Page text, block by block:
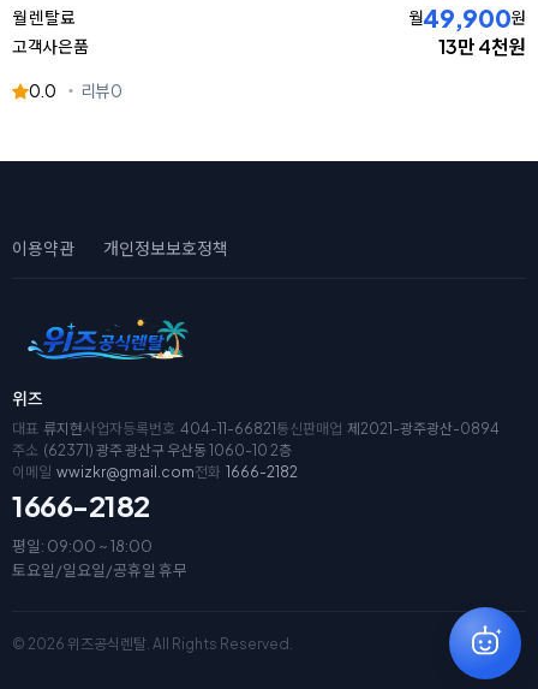
월 렌탈료 월49,900원
고객사은품
13만 4천원
0.0 리뷰0
이용약관 개인정보보호정책
위즈
대표 류지현사업자등록번호 404-11-66821 통신판매업 제2021-광주광산-0894
주소 (62371) 광주 광산구 우산동 1060-10 2층
이메일 wwizkr@gmail.com전화 1666-2182
1666-2182
평일: 09:00 ~ 18:00
토요일/일요일/공휴일 휴무
© 2026 위즈공식렌탈. All Rights Reserved.